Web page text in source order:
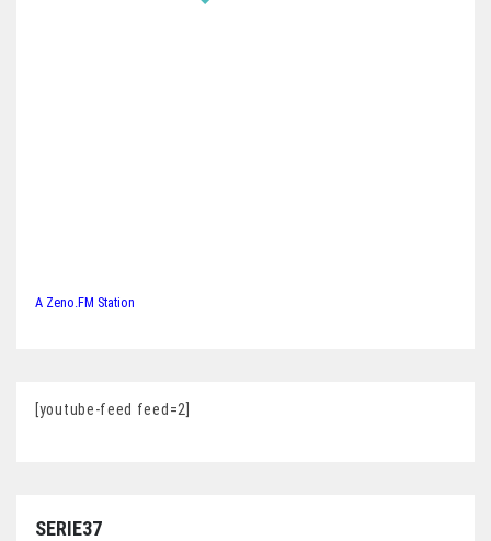
A Zeno.FM Station
[youtube-feed feed=2]
SERIE37